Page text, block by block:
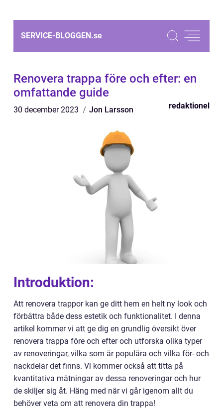
SERVICE-BLOGGEN.se
Renovera trappa före och efter: en
omfattande guide
30 december 2023 Jon Larsson redaktionel
Introduktion:
Att renovera trappor kan ge ditt hem en helt ny look och
förbättra både dess estetik och funktionalitet. I denna
artikel kommer vi att ge dig en grundlig översikt över
renovera trappa före och efter och utforska olika typer
av renoveringar, vilka som är populära och vilka för- och
nackdelar det finns. Vi kommer också att titta på
kvantitativa mätningar av dessa renoveringar och hur
de skiljer sig åt. Häng med när vi går igenom allt du
behöver veta om att renovera din trappa!